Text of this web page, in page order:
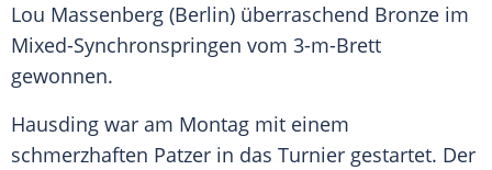
Lou Massenberg (Berlin) überraschend Bronze im
Mixed-Synchronspringen vom 3-m-Brett
gewonnen.
Hausding war am Montag mit einem
schmerzhaften Patzer in das Turnier gestartet. Der